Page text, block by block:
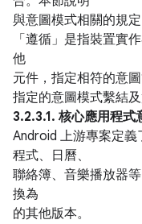
與意圖模式相關的規
「遵循」是指裝置實
他
元件，指定相符的意
指定的意圖模式繫結及
3.2.3.1. 核心應用程式
Android 上游專案定
程式、日曆、
聯絡簿、音樂播放器
換為
的其他版本。